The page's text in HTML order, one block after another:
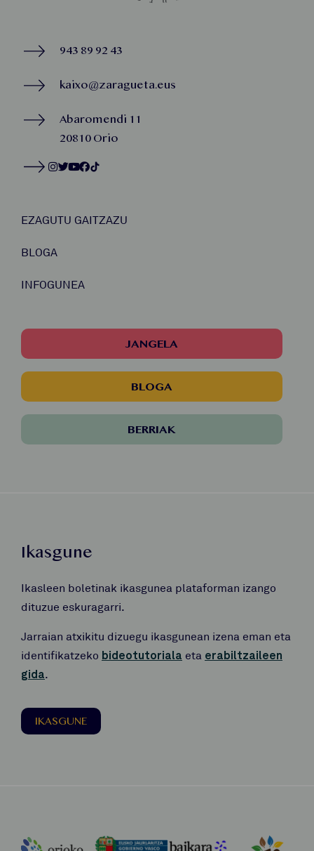
943 89 92 43
kaixo@zaragueta.eus
Abaromendi 11
20810 Orio
EZAGUTU GAITZAZU
BLOGA
INFOGUNEA
JANGELA
BLOGA
BERRIAK
Ikasgune
Ikasleen boletinak ikasgunea plataforman izango
dituzue eskuragarri.
Jarraian atxikitu dizuegu ikasgunean izena eman eta
identifikatzeko bideotutoriala eta erabiltzaileen
gida.
IKASGUNE